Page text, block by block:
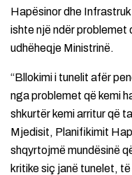
Hapësinor dhe
ishte një ndër problemet
udhëheqje Ministrinë.
“Bllokimi i tunelit afër
nga problemet që kemi
shkurtër kemi arritur që
Mjedisit, Planifikimit
shqyrtojmë mundësinë
kritike siç janë tunelet,